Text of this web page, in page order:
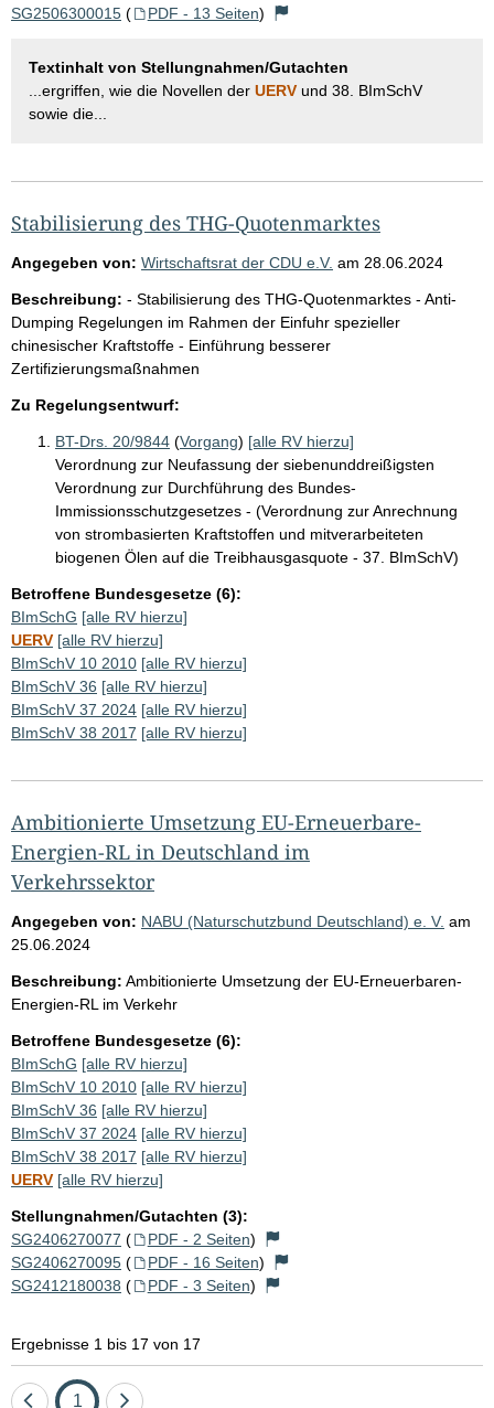
SG2506300015 ( PDF - 13 Seiten)
Textinhalt von Stellungnahmen/Gutachten
...ergriffen, wie die Novellen der UERV und 38. BImSchV
sowie die...
Stabilisierung des THG-Quotenmarktes
Angegeben von: Wirtschaftsrat der CDU e.V. am 28.06.2024
Beschreibung: - Stabilisierung des THG-Quotenmarktes - Anti-
Dumping Regelungen im Rahmen der Einfuhr spezieller
chinesischer Kraftstoffe - Einführung besserer
Zertifizierungsmaßnahmen
Zu Regelungsentwurf:
BT-Drs. 20/9844 (Vorgang) [alle RV hierzu]
Verordnung zur Neufassung der siebenunddreißigsten
Verordnung zur Durchführung des Bundes-
Immissionsschutzgesetzes - (Verordnung zur Anrechnung
von strombasierten Kraftstoffen und mitverarbeiteten
biogenen Ölen auf die Treibhausgasquote - 37. BImSchV)
Betroffene Bundesgesetze (6):
BImSchG [alle RV hierzu]
UERV [alle RV hierzu]
BImSchV 10 2010 [alle RV hierzu]
BImSchV 36 [alle RV hierzu]
BImSchV 37 2024 [alle RV hierzu]
BImSchV 38 2017 [alle RV hierzu]
Ambitionierte Umsetzung EU-Erneuerbare-
Energien-RL in Deutschland im
Verkehrssektor
Angegeben von: NABU (Naturschutzbund Deutschland) e. V. am
25.06.2024
Beschreibung: Ambitionierte Umsetzung der EU-Erneuerbaren-
Energien-RL im Verkehr
Betroffene Bundesgesetze (6):
BImSchG [alle RV hierzu]
BImSchV 10 2010 [alle RV hierzu]
BImSchV 36 [alle RV hierzu]
BImSchV 37 2024 [alle RV hierzu]
BImSchV 38 2017 [alle RV hierzu]
UERV [alle RV hierzu]
Stellungnahmen/Gutachten (3):
SG2406270077 ( PDF - 2 Seiten)
SG2406270095 ( PDF - 16 Seiten)
SG2412180038 ( PDF - 3 Seiten)
Ergebnisse 1 bis 17 von 17
EineSeite
1 Eine